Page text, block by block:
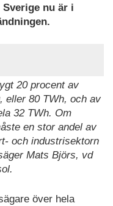
Sverige nu är i
20 procent av
eller 80 TWh, och av
32 TWh. Om
en stor andel av
och industrisektorn
Mats Björs, vd
över hela